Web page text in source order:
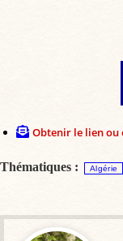
Obtenir le lien ou
Thématiques : Algérie